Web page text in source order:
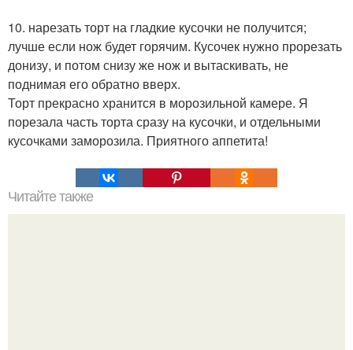
10. нарезать торт на гладкие кусочки не получится;
лучше если нож будет горячим. Кусочек нужно прорезать
донизу, и потом снизу же нож и вытаскивать, не
поднимая его обратно вверх.
Торт прекрасно хранится в морозильной камере. Я
порезала часть торта сразу на кусочки, и отдельными
кусочками заморозила. Приятного аппетита!
Читайте также